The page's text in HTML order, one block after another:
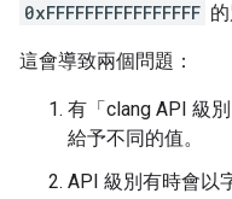
0xFFFFFFFFFFFFFFFF
這會導致兩個問題：
有「clang API 級
給予不同的值。
API 級別有時會以